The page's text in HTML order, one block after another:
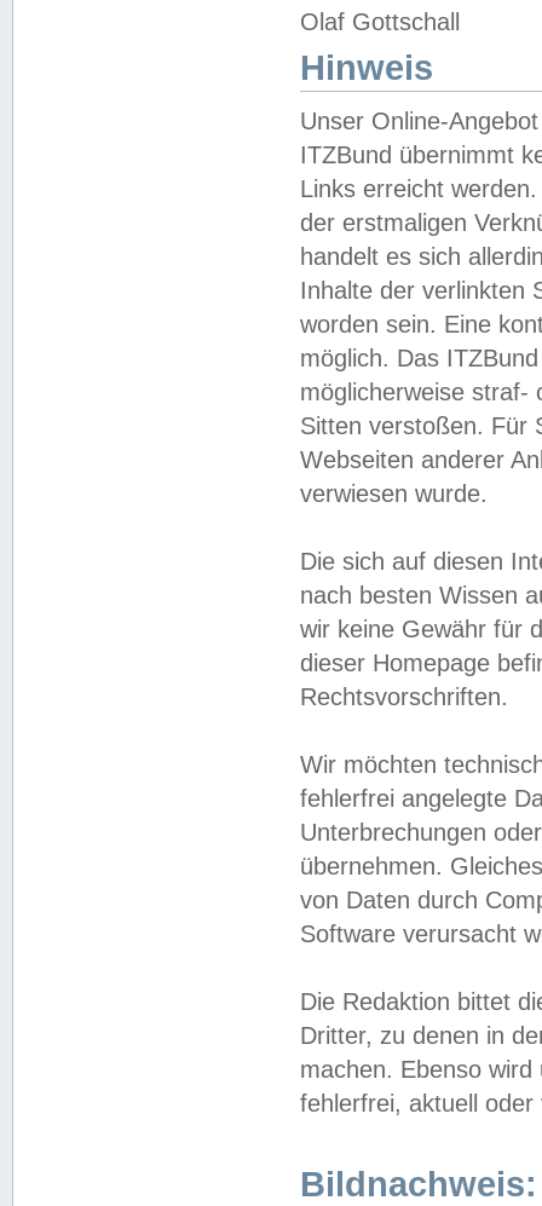
Olaf Gottschall
Hinweis
Unser Online-
ITZBund übernimmt
Links erreicht
der erstmaligen
handelt es sich
Inhalte der verlinkten
worden sein. Eine
möglich. Das
möglicherweise straf-
Sitten verstoßen. Für
Webseiten anderer
verwiesen wurde.
Die sich auf diesen
nach besten Wissen
wir keine Gewähr für
dieser Homepage
Rechtsvorschriften.
Wir möchten
fehlerfrei angelegte
Unterbrechungen
übernehmen.
von Daten durch
Software verursacht
Die Redaktion bittet
Dritter, zu denen in
machen. Ebenso
fehlerfrei, aktuell oder
Bildnachweis: